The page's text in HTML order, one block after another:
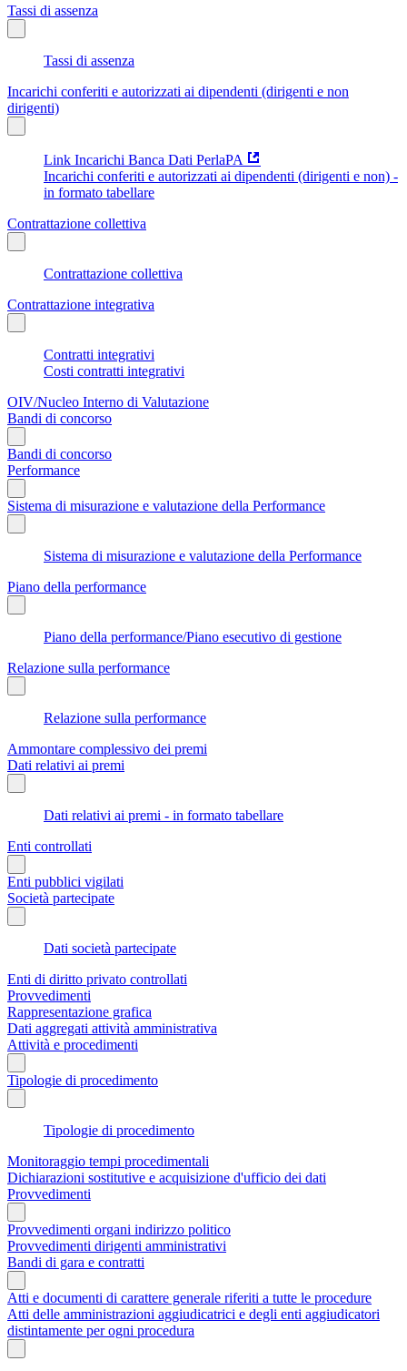
Tassi di assenza
Tassi di assenza
Incarichi conferiti e autorizzati ai dipendenti (dirigenti e non
dirigenti)
Link Incarichi Banca Dati PerlaPA
Incarichi conferiti e autorizzati ai dipendenti (dirigenti e non) -
in formato tabellare
Contrattazione collettiva
Contrattazione collettiva
Contrattazione integrativa
Contratti integrativi
Costi contratti integrativi
OIV/Nucleo Interno di Valutazione
Bandi di concorso
Bandi di concorso
Performance
Sistema di misurazione e valutazione della Performance
Sistema di misurazione e valutazione della Performance
Piano della performance
Piano della performance/Piano esecutivo di gestione
Relazione sulla performance
Relazione sulla performance
Ammontare complessivo dei premi
Dati relativi ai premi
Dati relativi ai premi - in formato tabellare
Enti controllati
Enti pubblici vigilati
Società partecipate
Dati società partecipate
Enti di diritto privato controllati
Provvedimenti
Rappresentazione grafica
Dati aggregati attività amministrativa
Attività e procedimenti
Tipologie di procedimento
Tipologie di procedimento
Monitoraggio tempi procedimentali
Dichiarazioni sostitutive e acquisizione d'ufficio dei dati
Provvedimenti
Provvedimenti organi indirizzo politico
Provvedimenti dirigenti amministrativi
Bandi di gara e contratti
Atti e documenti di carattere generale riferiti a tutte le procedure
Atti delle amministrazioni aggiudicatrici e degli enti aggiudicatori
distintamente per ogni procedura